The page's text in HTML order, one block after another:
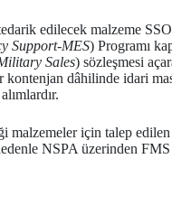
edilecek malzeme
Support-MES) Programı
Sales) sözleşmesi
dâhilinde idari
malzemeler için talep
NSPA üzerinden